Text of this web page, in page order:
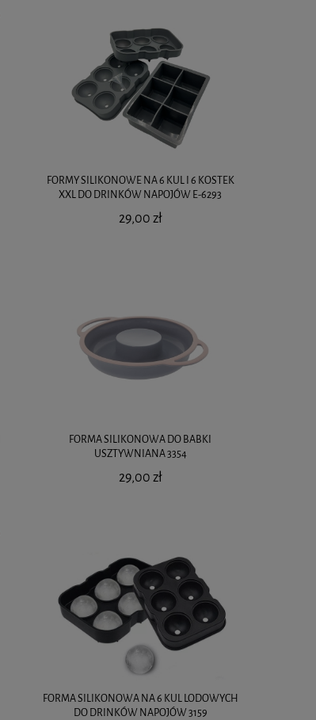
FORMY SILIKONOWE NA 6 KUL I 6 KOSTEK
XXL DO DRINKÓW NAPOJÓW E-6293
29,00 zł
FORMA SILIKONOWA DO BABKI
USZTYWNIANA 3354
29,00 zł
FORMA SILIKONOWA NA 6 KUL LODOWYCH
DO DRINKÓW NAPOJÓW 3159